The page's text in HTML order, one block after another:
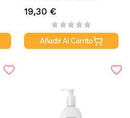
Precio
19,30 €
Añadir Al Carrito